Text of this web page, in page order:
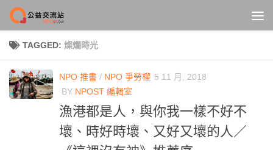
Skip to content
TAGGED: 燦爛時光
NPO 推書 / NPO 爭勞權 5 11 月, 2018
BY NPOST 編輯室
漁港都是人，與你我一樣不好不
壞、時好時壞、又好又壞的人／